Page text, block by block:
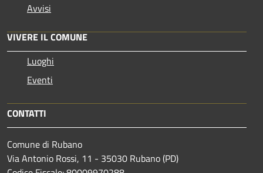
Avvisi
VIVERE IL COMUNE
Luoghi
Eventi
CONTATTI
Comune di Rubano
Via Antonio Rossi, 11 - 35030 Rubano (PD)